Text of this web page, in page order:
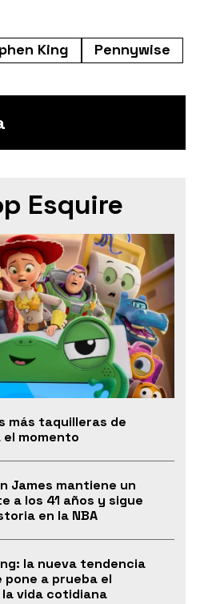
King Pennywise
Esquire
más taquilleras de
momento
James mantiene un
a los 41 años y sigue
en la NBA
la nueva tendencia
a prueba el
vida cotidiana